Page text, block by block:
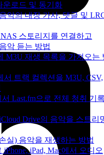
운로드 및 동기화
악의 내장 가사, 댓글 및
스토리지를 연결하고
악 듣는 방법
M3U 재생 목록을 가져오는
서 트랙 컬렉션을 M3U, CSV,
서 Last.fm으로 전체 청취 기
Drive의 음악을 스트리
실) 음악을 재생하는 방법
iPhone, iPad, Mac에서 오디오